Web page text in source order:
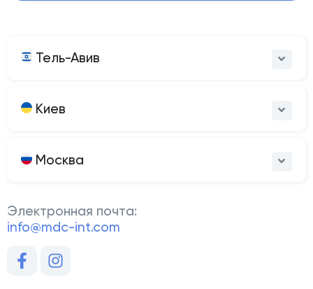
Тель-Авив
Киев
Москва
Электронная почта:
info@mdc-int.com